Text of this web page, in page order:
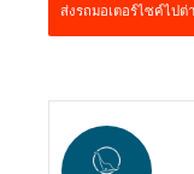
ส่งรถมอเตอร์ไซค์ไปต่